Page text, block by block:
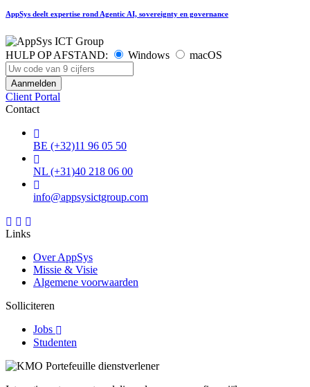
AppSys deelt expertise rond Agentic AI, sovereignty en governance
HULP OP AFSTAND: Windows macOS
Client Portal
Contact
BE (+32)11 96 05 50
NL (+31)40 218 06 00
info@appsysictgroup.com
Links
Over AppSys
Missie & Visie
Algemene voorwaarden
Solliciteren
Jobs
Studenten